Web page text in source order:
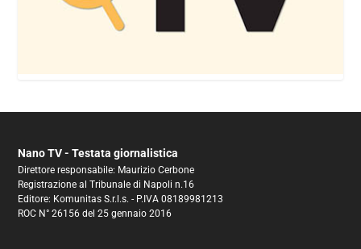
Nano TV - Testata giornalistica
Direttore responsabile: Maurizio Cerbone
Registrazione al Tribunale di Napoli n.16
Editore: Komunitas S.r.l.s. - P.IVA 08189981213
ROC N° 26156 del 25 gennaio 2016